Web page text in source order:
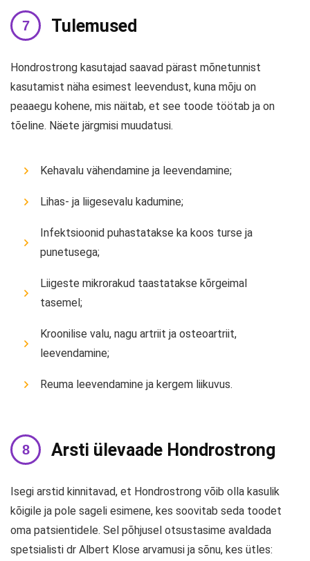
Tulemused
Hondrostrong kasutajad saavad pärast mõnetunnist
kasutamist näha esimest leevendust, kuna mõju on
peaaegu kohene, mis näitab, et see toode töötab ja on
tõeline. Näete järgmisi muudatusi.
Kehavalu vähendamine ja leevendamine;
Lihas- ja liigesevalu kadumine;
Infektsioonid puhastatakse ka koos turse ja
punetusega;
Liigeste mikrorakud taastatakse kõrgeimal
tasemel;
Kroonilise valu, nagu artriit ja osteoartriit,
leevendamine;
Reuma leevendamine ja kergem liikuvus.
Arsti ülevaade Hondrostrong
Isegi arstid kinnitavad, et Hondrostrong võib olla kasulik
kõigile ja pole sageli esimene, kes soovitab seda toodet
oma patsientidele. Sel põhjusel otsustasime avaldada
spetsialisti dr Albert Klose arvamusi ja sõnu, kes ütles: